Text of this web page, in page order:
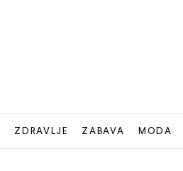
ZDRAVLJE ZABAVA MODA